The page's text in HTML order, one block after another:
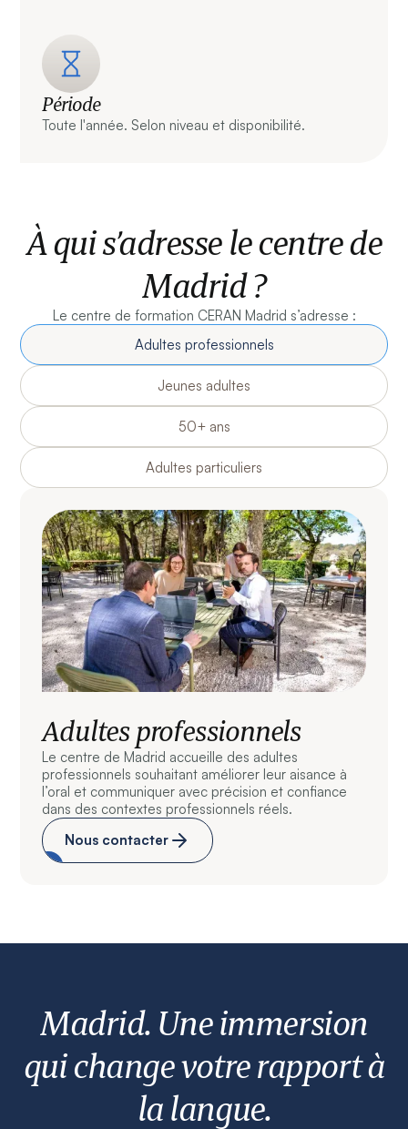
Période
Toute l'année. Selon niveau et disponibilité.
À qui s’adresse le centre de
Madrid ?
Le centre de formation CERAN Madrid s’adresse :
Adultes professionnels
Jeunes adultes
50+ ans
Adultes particuliers
Adultes professionnels
Le centre de Madrid accueille des adultes
professionnels souhaitant améliorer leur aisance à
l’oral et communiquer avec précision et confiance
dans des contextes professionnels réels.
Nous contacter
Madrid. Une immersion
qui change votre rapport à
la langue.